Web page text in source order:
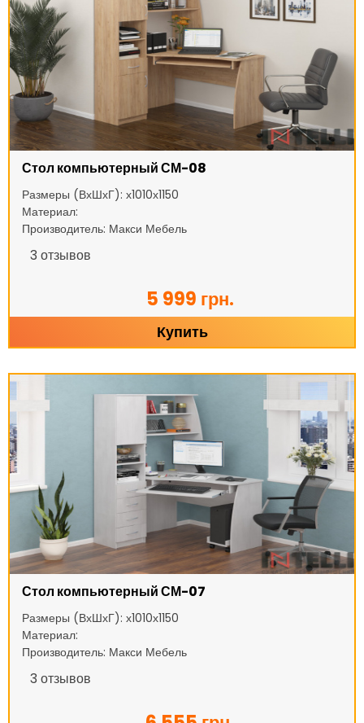
Стол компьютерный СМ-08
Размеры (ВхШхГ): х1010х1150
Материал:
Производитель: Макси Мебель
3 отзывов
5 999 грн.
Купить
Стол компьютерный СМ-07
Размеры (ВхШхГ): х1010х1150
Материал:
Производитель: Макси Мебель
3 отзывов